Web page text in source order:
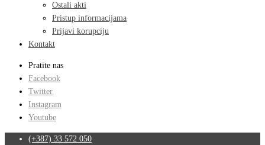
Ostali akti
Pristup informacijama
Prijavi korupciju
Kontakt
Pratite nas
Facebook
Twitter
Instagram
Youtube
(+387) 33 572 050